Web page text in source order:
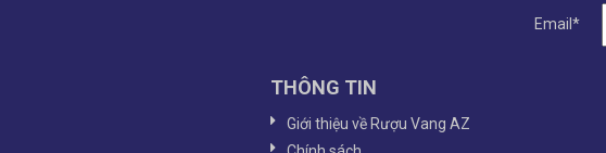
Email*
THÔNG TIN
Giới thiệu về Rượu Vang AZ